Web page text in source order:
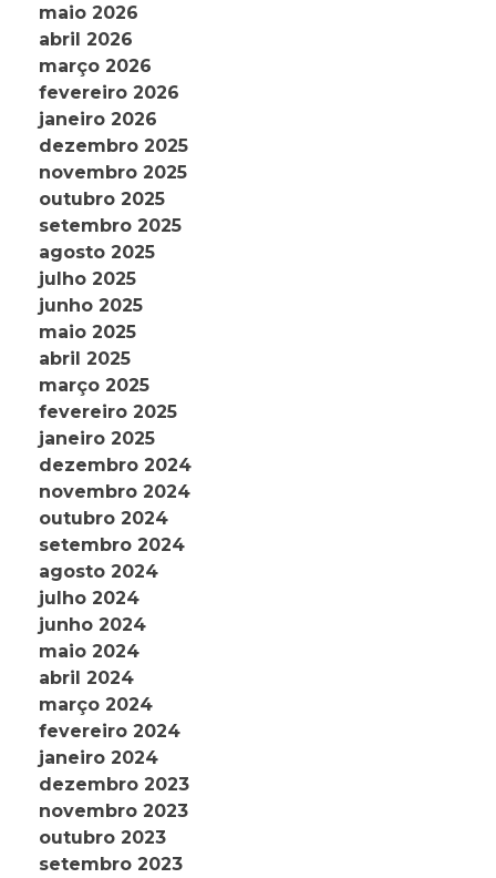
maio 2026
abril 2026
março 2026
fevereiro 2026
janeiro 2026
dezembro 2025
novembro 2025
outubro 2025
setembro 2025
agosto 2025
julho 2025
junho 2025
maio 2025
abril 2025
março 2025
fevereiro 2025
janeiro 2025
dezembro 2024
novembro 2024
outubro 2024
setembro 2024
agosto 2024
julho 2024
junho 2024
maio 2024
abril 2024
março 2024
fevereiro 2024
janeiro 2024
dezembro 2023
novembro 2023
outubro 2023
setembro 2023